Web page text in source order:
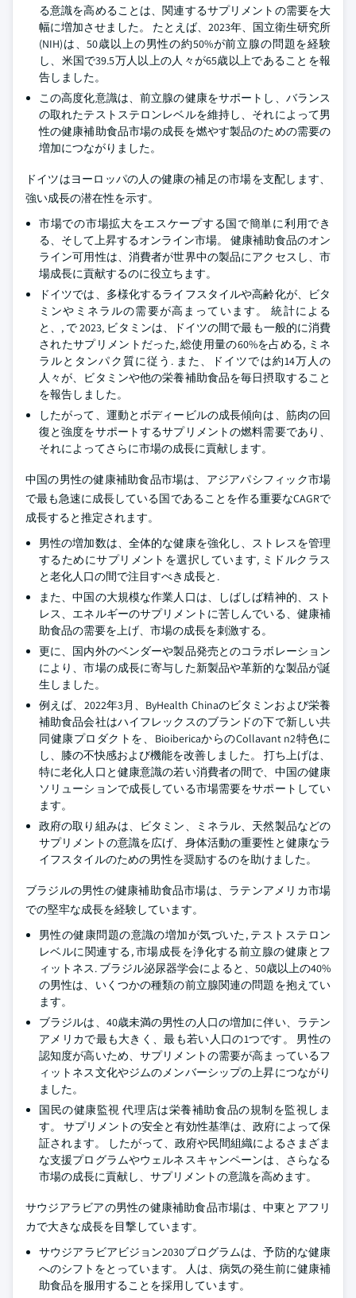
る意識を高めることは、関連するサプリメントの需要を大
幅に増加させました。 たとえば、2023年、国立衛生研究所
(NIH)は、50歳以上の男性の約50%が前立腺の問題を経験
し、米国で39.5万人以上の人々が65歳以上であることを報
告しました。
この高度化意識は、前立腺の健康をサポートし、バランス
の取れたテストステロンレベルを維持し、それによって男
性の健康補助食品市場の成長を燃やす製品のための需要の
増加につながりました。
ドイツはヨーロッパの人の健康の補足の市場を支配します、
強い成長の潜在性を示す。
市場での市場拡大をエスケープする国で簡単に利用でき
る、そして上昇するオンライン市場。 健康補助食品のオン
ライン可用性は、消費者が世界中の製品にアクセスし、市
場成長に貢献するのに役立ちます。
ドイツでは、多様化するライフスタイルや高齢化が、ビタ
ミンやミネラルの需要が高まっています。 統計による
と、, で 2023, ビタミンは、ドイツの間で最も一般的に消費
されたサプリメントだった, 総使用量の60%を占める, ミネ
ラルとタンパク質に従う. また、ドイツでは約14万人の
人々が、ビタミンや他の栄養補助食品を毎日摂取すること
を報告しました。
したがって、運動とボディービルの成長傾向は、筋肉の回
復と強度をサポートするサプリメントの燃料需要であり、
それによってさらに市場の成長に貢献します。
中国の男性の健康補助食品市場は、アジアパシフィック市場
で最も急速に成長している国であることを作る重要なCAGRで
成長すると推定されます。
男性の増加数は、全体的な健康を強化し、ストレスを管理
するためにサプリメントを選択しています, ミドルクラス
と老化人口の間で注目すべき成長と.
また、中国の大規模な作業人口は、しばしば精神的、スト
レス、エネルギーのサプリメントに苦しんでいる、健康補
助食品の需要を上げ、市場の成長を刺激する。
更に、国内外のベンダーや製品発売とのコラボレーション
により、市場の成長に寄与した新製品や革新的な製品が誕
生しました。
例えば、2022年3月、ByHealth Chinaのビタミンおよび栄養
補助食品会社はハイフレックスのブランドの下で新しい共
同健康プロダクトを、BioibericaからのCollavant n2特色に
し、膝の不快感および機能を改善しました。 打ち上げは、
特に老化人口と健康意識の若い消費者の間で、中国の健康
ソリューションで成長している市場需要をサポートしてい
ます。
政府の取り組みは、ビタミン、ミネラル、天然製品などの
サプリメントの意識を広げ、身体活動の重要性と健康なラ
イフスタイルのための男性を奨励するのを助けました。
ブラジルの男性の健康補助食品市場は、ラテンアメリカ市場
での堅牢な成長を経験しています。
男性の健康問題の意識の増加が気づいた, テストステロン
レベルに関連する, 市場成長を浄化する前立腺の健康とフ
ィットネス. ブラジル泌尿器学会によると、50歳以上の40%
の男性は、いくつかの種類の前立腺関連の問題を抱えてい
ます。
ブラジルは、40歳未満の男性の人口の増加に伴い、ラテン
アメリカで最も大きく、最も若い人口の1つです。 男性の
認知度が高いため、サプリメントの需要が高まっているフ
ィットネス文化やジムのメンバーシップの上昇につながり
ました。
国民の健康監視 代理店は栄養補助食品の規制を監視しま
す。 サプリメントの安全と有効性基準は、政府によって保
証されます。 したがって、政府や民間組織によるさまざま
な支援プログラムやウェルネスキャンペーンは、さらなる
市場の成長に貢献し、サプリメントの意識を高めます。
サウジアラビアの男性の健康補助食品市場は、中東とアフリ
カで大きな成長を目撃しています。
サウジアラビアビジョン2030プログラムは、予防的な健康
へのシフトをとっています。 人は、病気の発生前に健康補
助食品を服用することを採用しています。